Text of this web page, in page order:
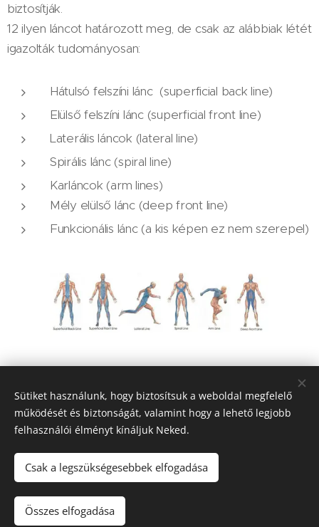
biztosítják.
12 ilyen láncot határozott meg, de csak az alábbiak létét
igazolták tudományosan:
Hátulsó felszíni lánc (superficial back line)
Elülső felszíni lánc (superficial front line)
Laterális láncok (lateral line)
Spirális lánc (spiral line)
Karláncok (arm lines)
Mély elülső lánc (deep front line)
Funkcionális lánc (a kis képen ez nem szerepel)
© 2019 Udvardy Zsuzsa 1162 Budapest, Rákosi u. 179.
Az oldalt a
Sütiket használunk, hogy biztosítsuk a weboldal megfelelő
működését és biztonságát, valamint hogy a lehető legjobb
felhasználói élményt kínáljuk Neked.
Csak a legszükségesebbek elfogadása
Összes elfogadása